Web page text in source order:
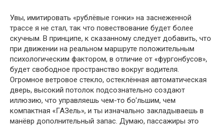
Увы, имитировать «рублёвые гонки» на заснеженной
трассе я не стал, так что повествование будет более
скучным. В принципе, к сказанному следует добавить, что
при движении на реальном маршруте положительным
психологическим фактором, в отличие от «фургонбусов»,
будет свободное пространство вокруг водителя.
Огромное ветровое стекло, остеклённая автоматическая
дверь, высокий потолок подсознательно создают
иллюзию, что управляешь чем-то бо’льшим, чем
компактная «ГАЗель», и ты изначально закладываешь в
манёвр дополнительный запас. Думаю, пассажиры это